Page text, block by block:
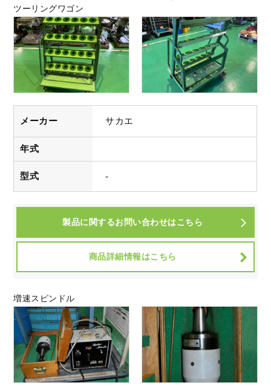
運営会社
お問い合わせ
全ての中古機械在庫情報を見る
中古機械在庫をカテゴリーから探す
ツーリングワゴン
メーカー サカエ
年式
型式 -
製品に関するお問い合わせはこちら
商品詳細情報はこちら
増速スピンドル